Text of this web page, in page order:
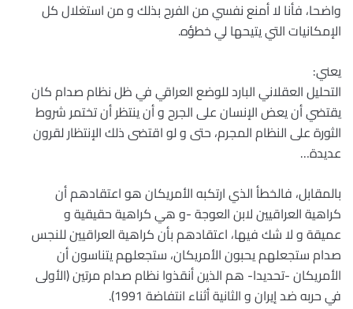
واضحا، فأنا لا أمنع نفسي من الفرح بذلك و من استغلال كل
الإمكانيات التي يتيحها لي خطؤه.
يعني:
التحليل العقلاني البارد للوضع العراقي في ظل نظام صدام كان
يقتضي أن يعض الإنسان على الجرح و أن ينتظر أن تختمر شروط
الثورة على النظام المجرم، حتى و لو اقتضى ذلك الإنتظار لقرون
عديدة…
بالمقابل، فالخطأ الذي ارتكبه الأمريكان هو اعتقادهم أن
كراهية العراقيين لابن العوجة -و هي كراهية حقيقية و
عميقة و لا شك فيها، اعتقادهم بأن كراهية العراقيين للنجس
صدام ستجعلهم يحبون الأمريكان، ستجعلهم يتناسون أن
الأمريكان -تحديدا- هم الذين أنقذوا نظام صدام مرتين (الأولى
في حربه ضد إيران و الثانية أثناء انتفاضة 1991).